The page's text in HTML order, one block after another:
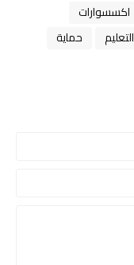
اكسسوارات
التعليم
حماية